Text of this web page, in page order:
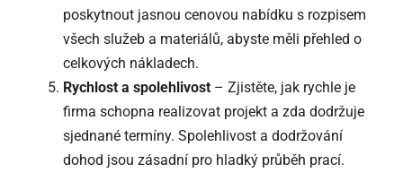
poskytnout jasnou cenovou nabídku s rozpisem
všech služeb a materiálů, abyste měli přehled o
celkových nákladech.
Rychlost a spolehlivost– Zjistěte, jak rychle je
firma schopna realizovat projekt a zda dodržuje
sjednané termíny. Spolehlivost a dodržování
dohod jsou zásadní pro hladký průběh prací.